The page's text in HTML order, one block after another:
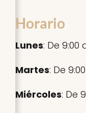
Horario
Lunes: De 9:00
Martes: De
Miércoles: De